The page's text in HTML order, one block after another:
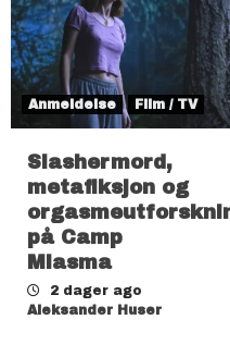
Anmeldelse Film / TV
Slashermord,
metafiksjon og
på Camp
Miasma
2 dager ago
Aleksander Huser